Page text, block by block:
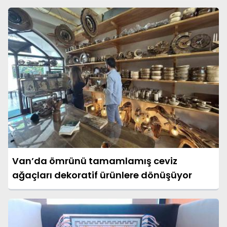
Van’da ömrünü tamamlamış ceviz
ağaçları dekoratif ürünlere dönüşüyor